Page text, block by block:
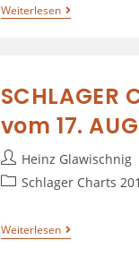
Weiterlesen
SCHLAGER
vom 17.
Heinz Glawischnig
Schlager Charts
Weiterlesen